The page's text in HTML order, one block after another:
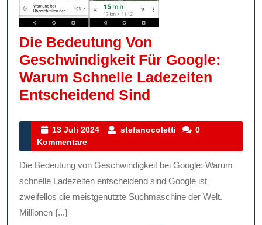
Die Bedeutung Von
Geschwindigkeit Für Google:
Warum Schnelle Ladezeiten
Entscheidend Sind
Von
Für
Google:
Warum
13 Juli 2024
13
2024
stefanocoletti stefanocoletti
0
Kommentare
Die Bedeutung von Geschwindigkeit bei Google: Warum
schnelle Ladezeiten entscheidend sind Google ist
zweifellos die meistgenutzte Suchmaschine der Welt.
Millionen {...}